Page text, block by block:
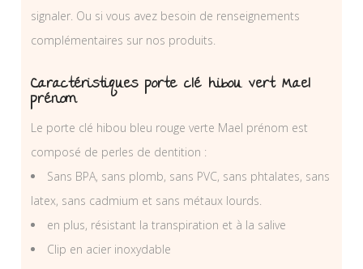
signaler. Ou si vous avez besoin de renseignements
complémentaires sur nos produits.
Caractéristiques porte clé hibou vert Mael
prénom
Le porte clé hibou bleu rouge verte Mael prénom est
composé de perles de dentition :
Sans BPA, sans plomb, sans PVC, sans phtalates, sans
latex, sans cadmium et sans métaux lourds.
en plus, résistant la transpiration et à la salive
Clip en acier inoxydable